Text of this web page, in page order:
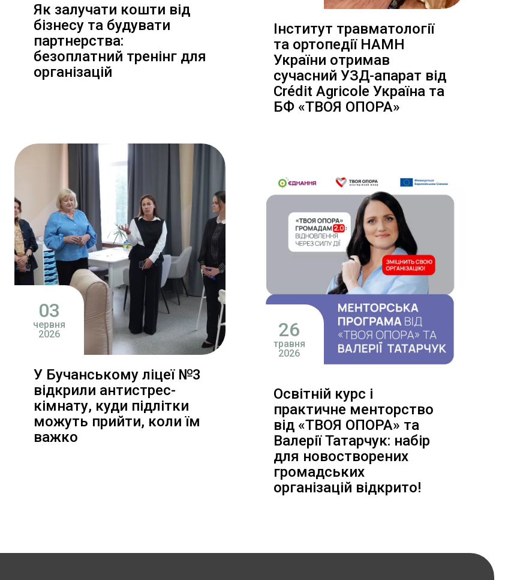
Як залучати кошти від
бізнесу та будувати
партнерства:
безоплатний тренінг для
організацій
Інститут травматології
та ортопедії НАМН
України отримав
сучасний УЗД-апарат від
Crédit Agricole Україна та
БФ «ТВОЯ ОПОРА»
03
червня
2026
У Бучанському ліцеї №3
відкрили антистрес-
кімнату, куди підлітки
можуть прийти, коли їм
важко
26
травня
2026
Освітній курс і
практичне менторство
від «ТВОЯ ОПОРА» та
Валерії Татарчук: набір
для новостворених
громадських
організацій відкрито!